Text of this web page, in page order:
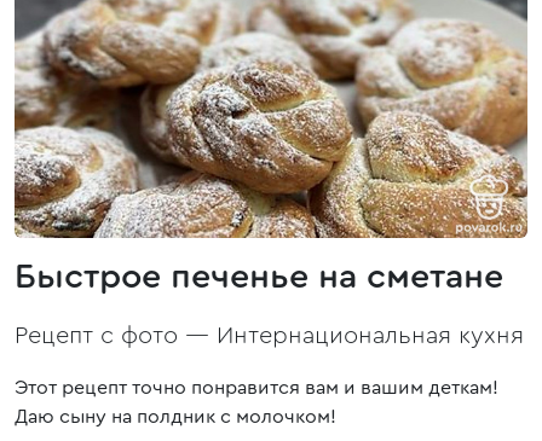
Быстрое печенье на сметане
Рецепт с фото — Интернациональная кухня
Этот рецепт точно понравится вам и вашим деткам!
Даю сыну на полдник с молочком!